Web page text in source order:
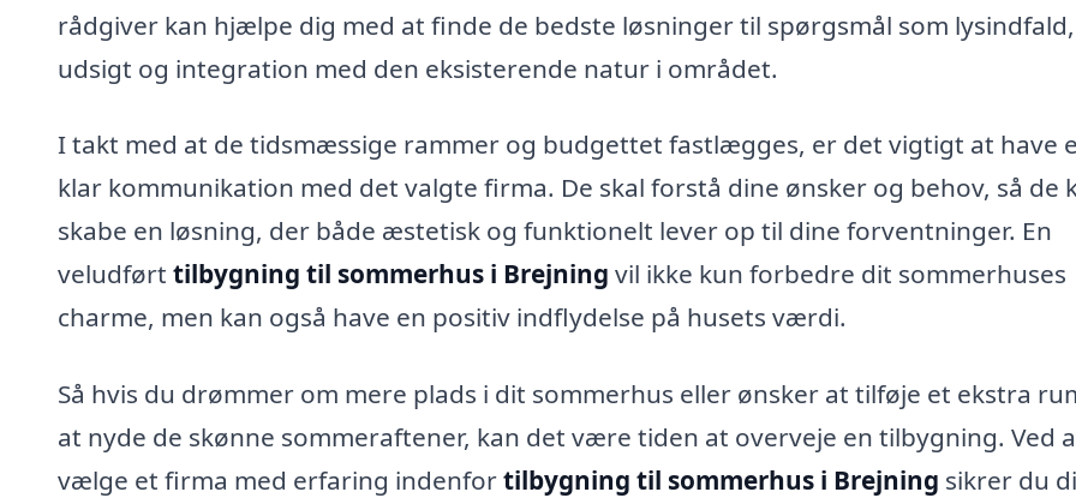
rådgiver kan hjælpe dig med at finde de bedste løsninger til spørgsmål som lysindfald,
udsigt og integration med den eksisterende natur i området.
I takt med at de tidsmæssige rammer og budgettet fastlægges, er det vigtigt at have
klar kommunikation med det valgte firma. De skal forstå dine ønsker og behov, så de
skabe en løsning, der både æstetisk og funktionelt lever op til dine forventninger. En
veludført tilbygning til sommerhus i Brejning vil ikke kun forbedre dit sommerhuses
charme, men kan også have en positiv indflydelse på husets værdi.
Så hvis du drømmer om mere plads i dit sommerhus eller ønsker at tilføje et ekstra
at nyde de skønne sommeraftener, kan det være tiden at overveje en tilbygning. Ved
vælge et firma med erfaring indenfortilbygning til sommerhus i Brejning sikrer du